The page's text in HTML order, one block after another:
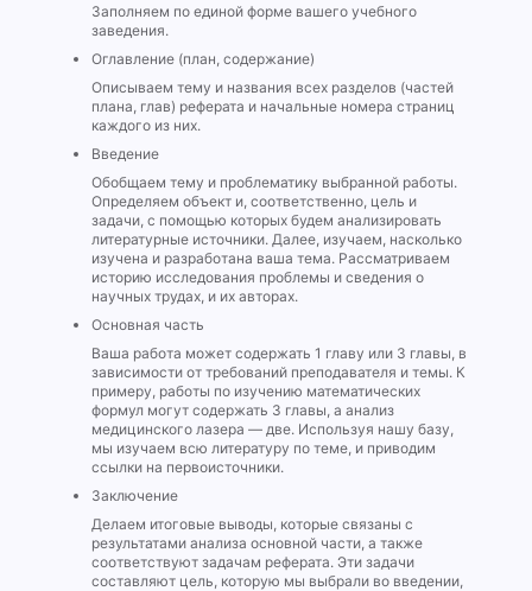
Заполняем по единой форме вашего учебного
заведения.
Оглавление (план, содержание)
Описываем тему и названия всех разделов (частей
плана, глав) реферата и начальные номера страниц
каждого из них.
Введение
Обобщаем тему и проблематику выбранной работы.
Определяем объект и, соответственно, цель и
задачи, с помощью которых будем анализировать
литературные источники. Далее, изучаем, насколько
изучена и разработана ваша тема. Рассматриваем
историю исследования проблемы и сведения о
научных трудах, и их авторах.
Основная часть
Ваша работа может содержать 1 главу или 3 главы, в
зависимости от требований преподавателя и темы. К
примеру, работы по изучению математических
формул могут содержать 3 главы, а анализ
медицинского лазера — две. Используя нашу базу,
мы изучаем всю литературу по теме, и приводим
ссылки на первоисточники.
Заключение
Делаем итоговые выводы, которые связаны с
результатами анализа основной части, а также
соответствуют задачам реферата. Эти задачи
составляют цель, которую мы выбрали во введении,